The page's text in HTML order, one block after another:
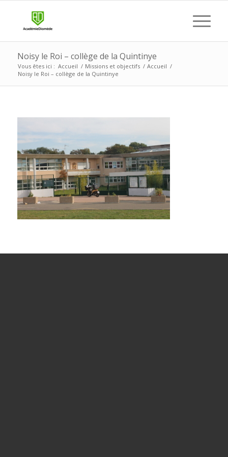
Noisy le Roi – collège de la Quintinye
Vous êtes ici : Accueil / Missions et objectifs / Accueil /
Noisy le Roi – collège de la Quintinye